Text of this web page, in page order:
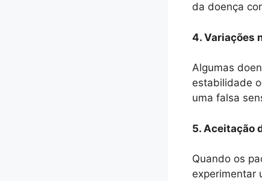
da doença
4. Variações
Algumas
estabilidade
uma falsa
5. Aceitação
Quando os
experimentar